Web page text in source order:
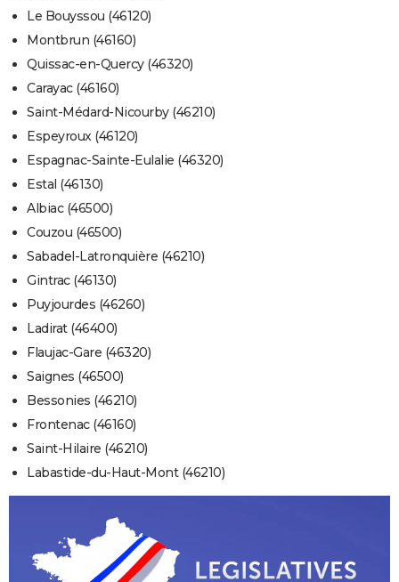
Le Bouyssou (46120)
Montbrun (46160)
Quissac-en-Quercy (46320)
Carayac (46160)
Saint-Médard-Nicourby (46210)
Espeyroux (46120)
Espagnac-Sainte-Eulalie (46320)
Estal (46130)
Albiac (46500)
Couzou (46500)
Sabadel-Latronquière (46210)
Gintrac (46130)
Puyjourdes (46260)
Ladirat (46400)
Flaujac-Gare (46320)
Saignes (46500)
Bessonies (46210)
Frontenac (46160)
Saint-Hilaire (46210)
Labastide-du-Haut-Mont (46210)